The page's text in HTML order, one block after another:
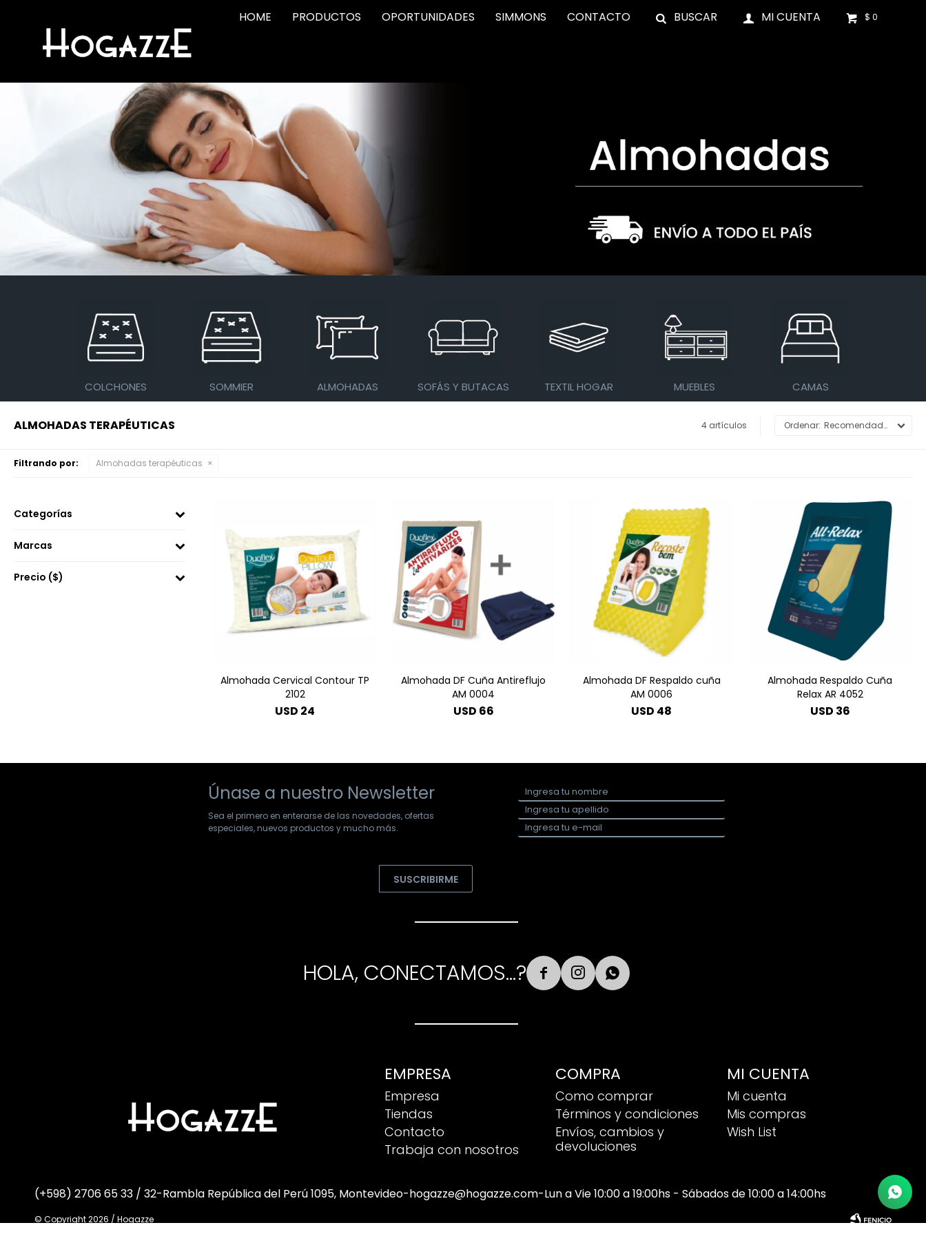
HOME PRODUCTOS OPORTUNIDADES SIMMONS CONTACTO $ 0
COLCHONES SOMMIER ALMOHADAS SOFÁS Y BUTACAS TEXTIL HOGAR MUEBLES CAMAS
ALMOHADAS TERAPÉUTICAS 4 artículos Recomendados
Filtrando por: Almohadas terapéuticas
Almohada Cervical Contour TP
2102
USD 24
Almohada DF Cuña Antireflujo
AM 0004
USD 66
Almohada DF Respaldo cuña
AM 0006
USD 48
Almohada Respaldo Cuña
Relax AR 4052
USD 36
Categorías
Marcas
Precio ($)
EMPRESA
Empresa
Tiendas
Contacto
Trabaja con nosotros
COMPRA
Como comprar
Términos y condiciones
Envíos, cambios y
devoluciones
MI CUENTA
Mi cuenta
Mis compras
Wish List
Únase a nuestro Newsletter
Sea el primero en enterarse de las novedades, ofertas
especiales, nuevos productos y mucho más.
SUSCRIBIRME
HOLA, CONECTAMOS...?   
(+598) 2706 65 33 / 32-Rambla República del Perú 1095, Montevideo-hogazze@hogazze.com-Lun a Vie 10:00 a 19:00hs - Sábados de 10:00 a 14:00hs
© Copyright 2026 / Hogazze